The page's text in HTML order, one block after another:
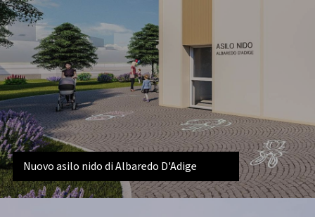
Nuovo asilo nido di Albaredo D'Adige